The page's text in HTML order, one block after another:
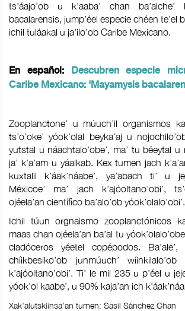
ts’áajo’ob u k’aaba’ chan ba’alche’
bacalarensis, jump’éel especie chéen te’el
ichil tuláakal u ja’ilo’ob Caribe Mexicano.
En español:Descubren especie
Caribe Mexicano: 'Mayamysis
Zooplanctone’ u múuch’il organismos
ts’o’oke’ yóok’olal beyka’aj u
yutstal u náachtalo’obe’, ma’ tu béeytal u
ja’ k’a’am u yáalkab. Kex tumen jach
kuxtalil k’áak’náabe’, ya’abach ti’ u
Méxicoe’ ma’ jach k’ajóoltano’obi’,
ojéela’an científico ba’alo’ob yóok’olalo’obi’.
Ichil túun orgnaismo zooplanctónicos
maas chan ojéela’an ba’al tu
cladóceros yéetel copépodos. Ba’ale’,
chíikbesiko’ob junmúuch’
k’ajóoltano’obi’. Ti’ le mil 235 u p’éel u
yóok’ol kaabe’, u 90% kaja’an ich
Xak'alutskíinsa'an tumen: Sasil Sánchez Chan